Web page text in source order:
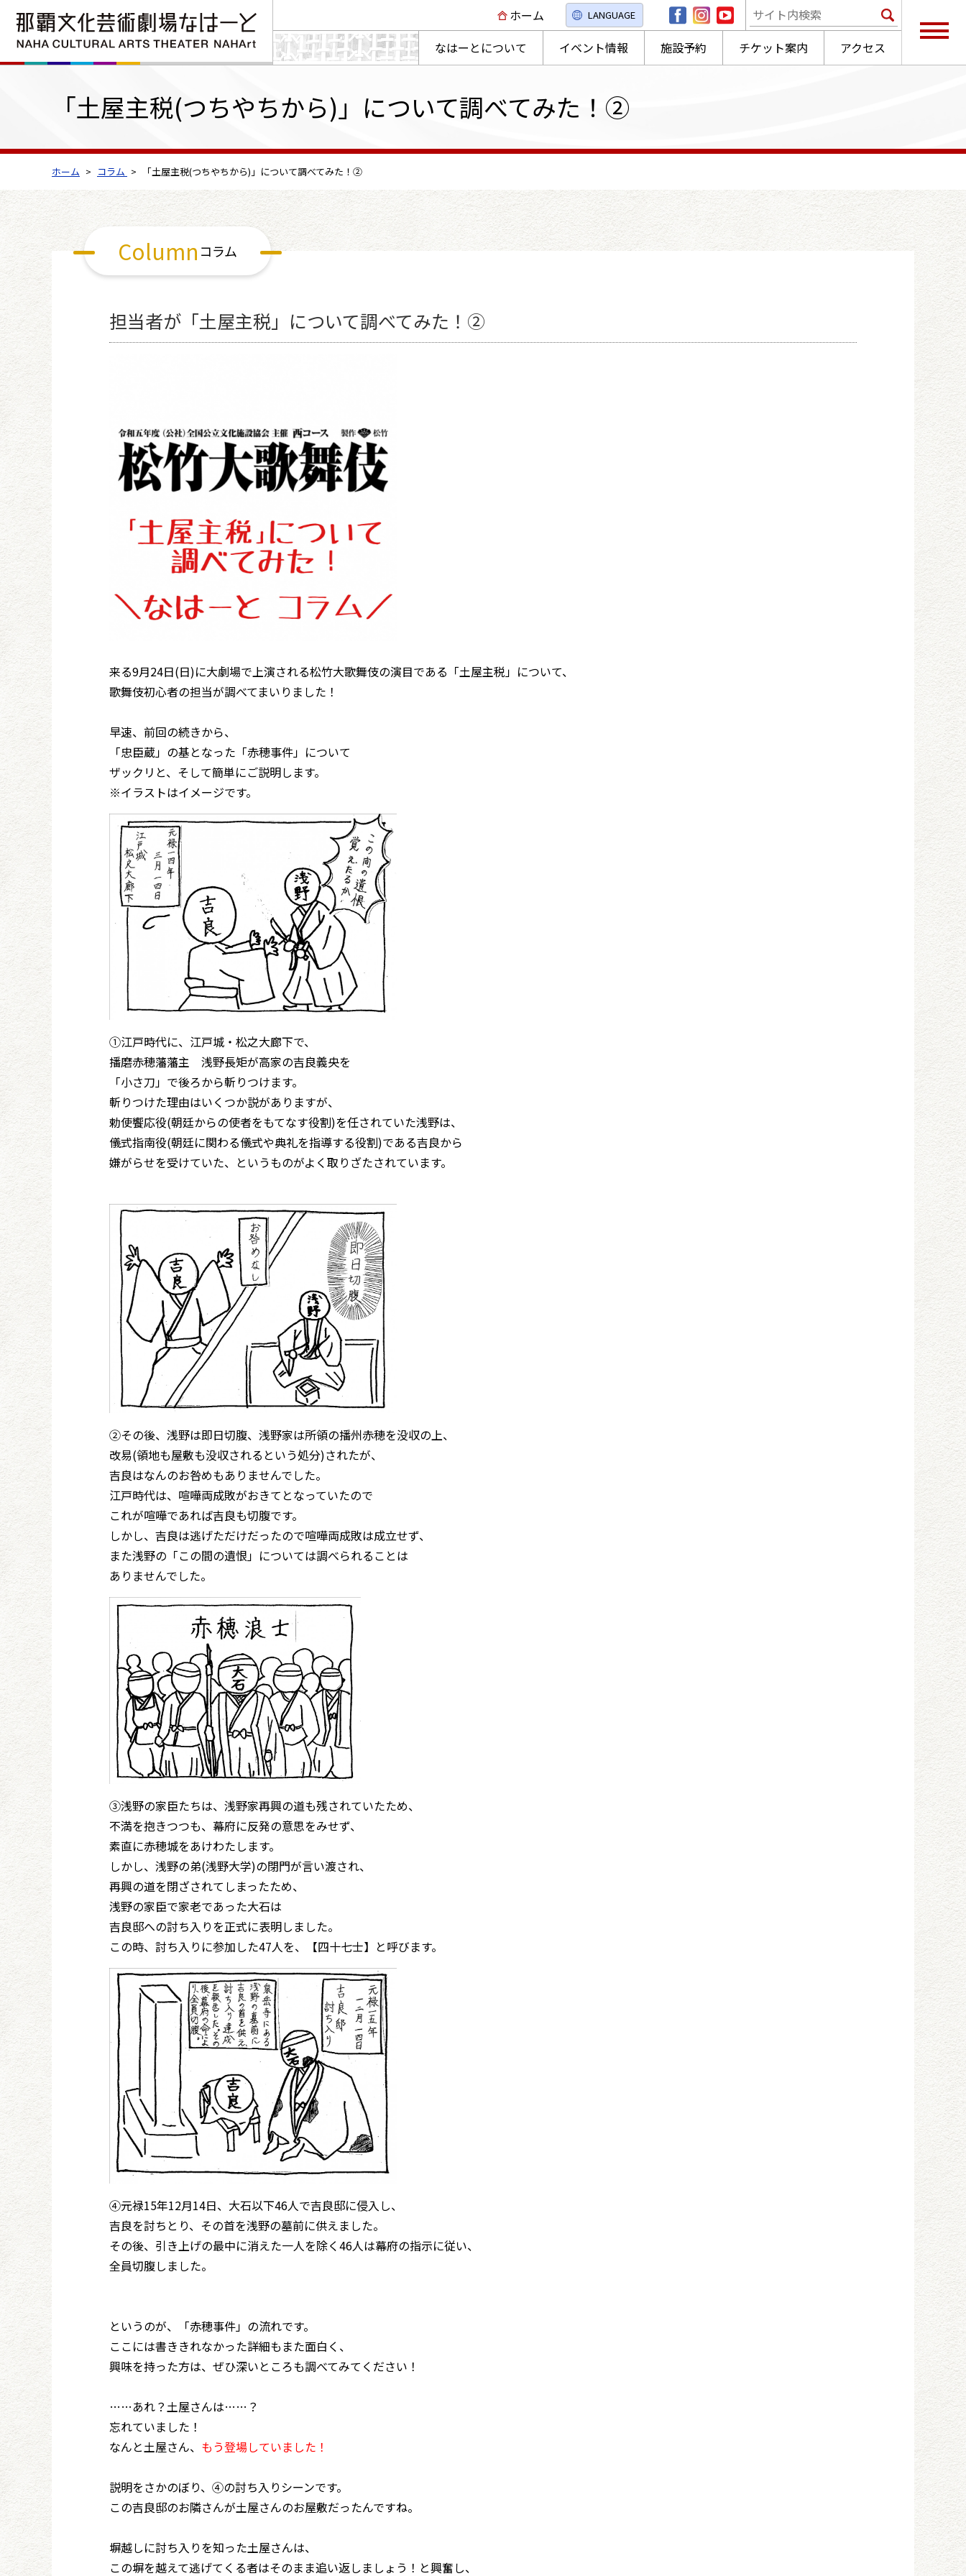
ホーム LANGUAGE
なはーとについて イベント情報 施設予約 チケット案内 アクセス
「土屋主税(つちやちから)」について調べてみた！②
ホーム コラム 「土屋主税(つちやちから)」について調べてみた！②
Column コラム
担当者が「土屋主税」について調べてみた！②
来る9月24日(日)に大劇場で上演される松竹大歌舞伎の演目である「土屋主税」について、
歌舞伎初心者の担当が調べてまいりました！
早速、前回の続きから、
「忠臣蔵」の基となった「赤穂事件」について
ザックリと、そして簡単にご説明します。
※イラストはイメージです。
①江戸時代に、江戸城・松之大廊下で、
播磨赤穂藩藩主 浅野長矩が高家の吉良義央を
「小さ刀」で後ろから斬りつけます。
斬りつけた理由はいくつか説がありますが、
勅使饗応役(朝廷からの使者をもてなす役割)を任されていた浅野は、
儀式指南役(朝廷に関わる儀式や典礼を指導する役割)である吉良から
嫌がらせを受けていた、というものがよく取りざたされています。
②その後、浅野は即日切腹、浅野家は所領の播州赤穂を没収の上、
改易(領地も屋敷も没収されるという処分)されたが、
吉良はなんのお咎めもありませんでした。
江戸時代は、喧嘩両成敗がおきてとなっていたので
これが喧嘩であれば吉良も切腹です。
しかし、吉良は逃げただけだったので喧嘩両成敗は成立せず、
また浅野の「この間の遺恨」については調べられることは
ありませんでした。
③浅野の家臣たちは、浅野家再興の道も残されていたため、
不満を抱きつつも、幕府に反発の意思をみせず、
素直に赤穂城をあけわたします。
しかし、浅野の弟(浅野大学)の閉門が言い渡され、
再興の道を閉ざされてしまったため、
浅野の家臣で家老であった大石は
吉良邸への討ち入りを正式に表明しました。
この時、討ち入りに参加した47人を、【四十七士】と呼びます。
④元禄15年12月14日、大石以下46人で吉良邸に侵入し、
吉良を討ちとり、その首を浅野の墓前に供えました。
その後、引き上げの最中に消えた一人を除く46人は幕府の指示に従い、
全員切腹しました。
というのが、「赤穂事件」の流れです。
ここには書ききれなかった詳細もまた面白く、
興味を持った方は、ぜひ深いところも調べてみてください！
……あれ？土屋さんは……？
忘れていました！
なんと土屋さん、 もう登場していました！
説明をさかのぼり、④の討ち入りシーンです。
この吉良邸のお隣さんが土屋さんのお屋敷だったんですね。
塀越しに討ち入りを知った土屋さんは、
この塀を越えて逃げてくる者はそのまま追い返しましょう！と興奮し、